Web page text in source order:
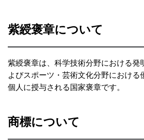
紫綬褒章について
紫綬褒章は、科学技術分野における発
よびスポーツ・芸術文化分野における
個人に授与される国家褒章です。
商標について